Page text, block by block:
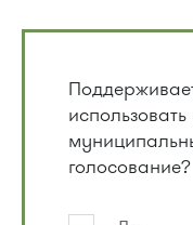
голосование?